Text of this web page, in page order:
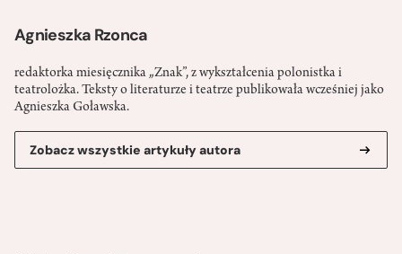
Agnieszka Rzonca
redaktorka miesięcznika „Znak”, z wykształcenia polonistka i
teatrolożka. Teksty o literaturze i teatrze publikowała wcześniej jako
Agnieszka Goławska.
Zobacz wszystkie artykuły autora